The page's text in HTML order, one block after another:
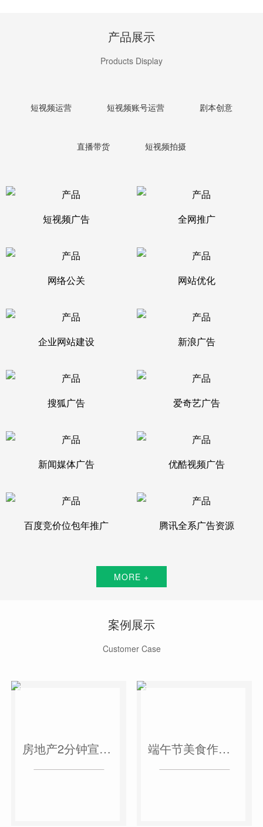
产品展示
Products Display
短视频运营 短视频账号运营 剧本创意
直播带货 短视频拍摄
短视频广告 全网推广
网络公关 网站优化
企业网站建设 新浪广告
搜狐广告 爱奇艺广告
新闻媒体广告 优酷视频广告
百度竞价位包年推广 腾讯全系广告资源
MORE +
案例展示
Customer Case
房地产2分钟宣传片 端午节美食作品短视频案例